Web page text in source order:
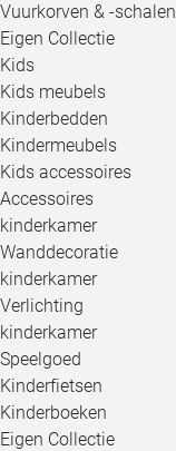
Vuurkorven & -schalen
Eigen Collectie
Kids
Kids meubels
Kinderbedden
Kindermeubels
Kids accessoires
Accessoires
kinderkamer
Wanddecoratie
kinderkamer
Verlichting
kinderkamer
Speelgoed
Kinderfietsen
Kinderboeken
Eigen Collectie